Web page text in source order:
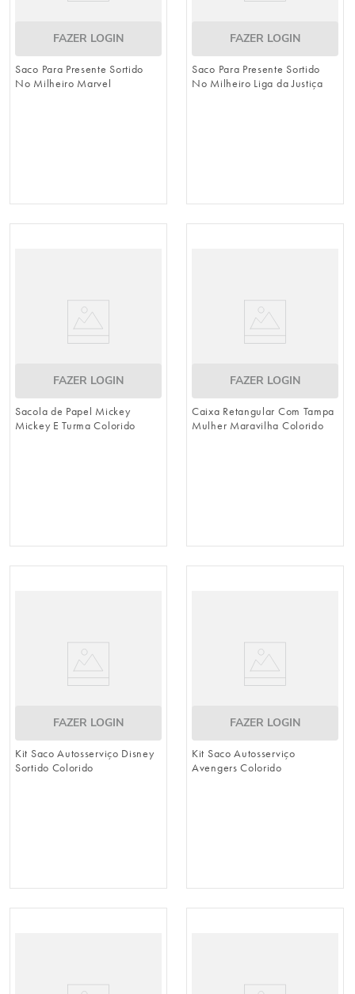
FAZER LOGIN
Saco Para Presente Sortido
No Milheiro Marvel
FAZER LOGIN
Saco Para Presente Sortido
No Milheiro Liga da Justiça
FAZER LOGIN
Sacola de Papel Mickey
Mickey E Turma Colorido
FAZER LOGIN
Caixa Retangular Com Tampa
Mulher Maravilha Colorido
FAZER LOGIN
Kit Saco Autosserviço Disney
Sortido Colorido
FAZER LOGIN
Kit Saco Autosserviço
Avengers Colorido